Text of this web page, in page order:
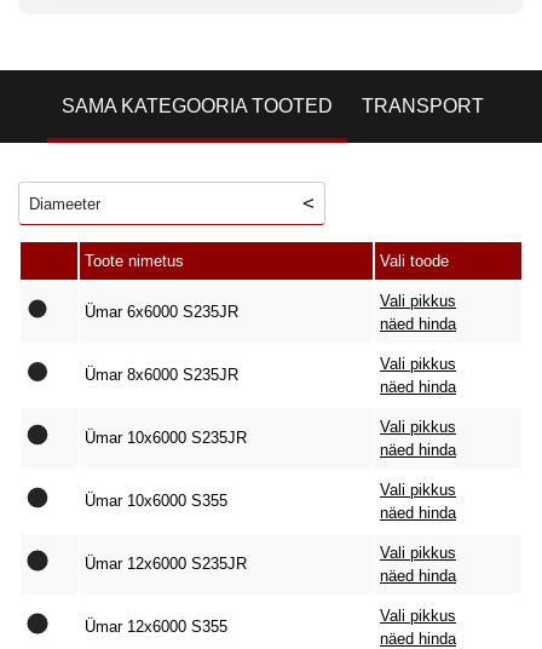
SAMA KATEGOORIA TOOTED TRANSPORT
Diameeter
Toote nimetus Vali toode
Ümar 6x6000 S235JR
Vali pikkus
näed hinda
Ümar 8x6000 S235JR
Vali pikkus
näed hinda
Ümar 10x6000 S235JR
Vali pikkus
näed hinda
Ümar 10x6000 S355
Vali pikkus
näed hinda
Ümar 12x6000 S235JR
Vali pikkus
näed hinda
Ümar 12x6000 S355
Vali pikkus
näed hinda